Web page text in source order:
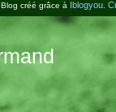
Blog créé grâce à Iblogyou